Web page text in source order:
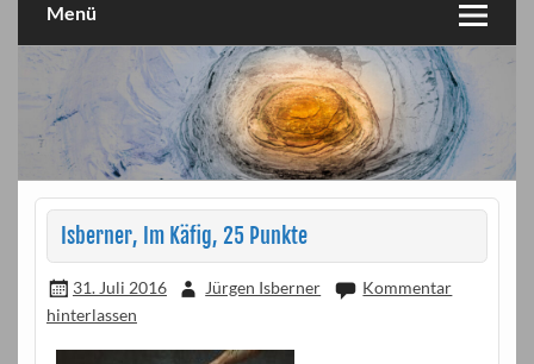
Menü
Isberner, Im Käfig, 25 Punkte
31. Juli 2016 Jürgen Isberner
Kommentar
hinterlassen